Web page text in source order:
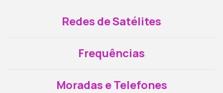
Redes de Satélites
Frequências
Moradas e Telefones